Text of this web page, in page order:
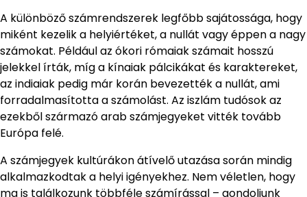
A különböző számrendszerek legfőbb sajátossága, hogy
miként kezelik a helyiértéket, a nullát vagy éppen a nagy
számokat. Például az ókori rómaiak számait hosszú
jelekkel írták, míg a kínaiak pálcikákat és karaktereket,
az indiaiak pedig már korán bevezették a nullát, ami
forradalmasította a számolást. Az iszlám tudósok az
ezekből származó arab számjegyeket vitték tovább
Európa felé.
A számjegyek kultúrákon átívelő utazása során mindig
alkalmazkodtak a helyi igényekhez. Nem véletlen, hogy
ma is találkozunk többféle számírással – gondoljunk